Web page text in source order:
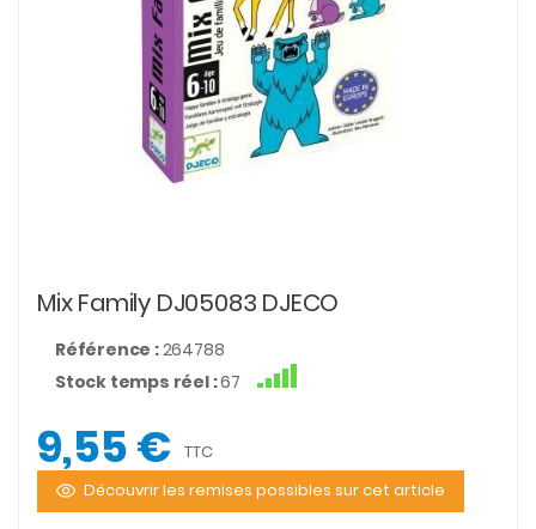
Mix Family DJ05083 DJECO
Référence :264788
Stock temps réel :67
9,55 €
TTC
Découvrir les remises possibles sur cet article